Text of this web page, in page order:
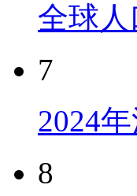
全球
7
2024
8